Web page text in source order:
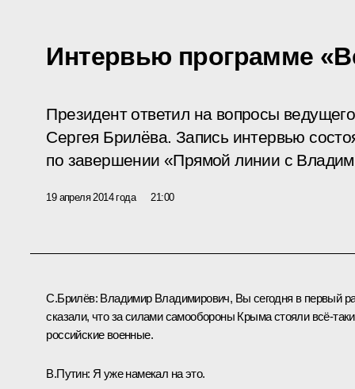
Интервью программе
Президент ответил на вопросы
Сергея Брилёва. Запись интервью
по завершении «Прямой линии с
19 апреля 2014 года 21:00
С.Брилёв: Владимир Владимирович, Вы сегодня в первый
сказали, что за силами самообороны Крыма стояли всё‑таки
российские военные.
В.Путин: Я уже намекал на это.